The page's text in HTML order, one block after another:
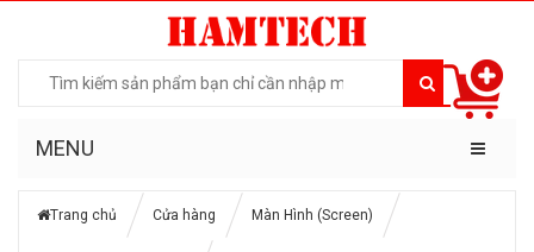
MENU
Trang chủ Cửa hàng Màn Hình (Screen)